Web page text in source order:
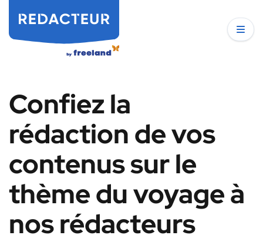
Confiez la
rédaction de vos
contenus sur le
thème du voyage à
nos rédacteurs